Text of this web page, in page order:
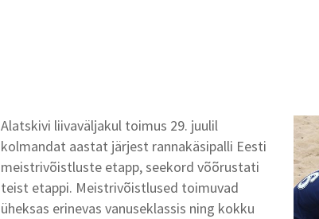
Alatskivi liivaväljakul toimus 29. juulil
kolmandat aastat järjest rannakäsipalli Eesti
meistrivõistluste etapp, seekord võõrustati
teist etappi. Meistrivõistlused toimuvad
üheksas erinevas vanuseklassis ning kokku